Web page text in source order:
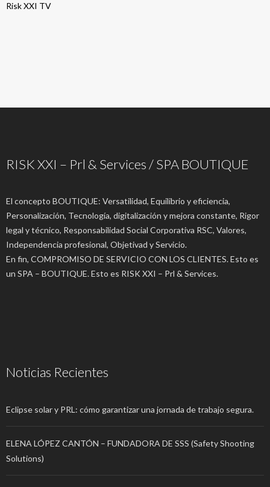
Risk XXI TV
RISK XXI – Prl & Services / SPA BOUTIQUE
El concepto BOUTIQUE: Versatilidad, Equilibrio y eficiencia,
Personalización, Tecnología, digitalización y mejora constante, Rigor
legal y técnico, Responsabilidad Social Corporativa RSC, Valores,
Independencia profesional, Objetivad y Servicio.
En fin, COMPROMISO DE SERVICIO CON LOS CLIENTES. Esto es
un SPA – BOUTIQUE. Esto es RISK XXI – Prl & Services.
Noticias Recientes
Eclipse solar y PRL: cómo garantizar una jornada de trabajo segura.
ELENA LÓPEZ CANTÓN – FUNDADORA DE SSS (Safety Shooting
Solutions)